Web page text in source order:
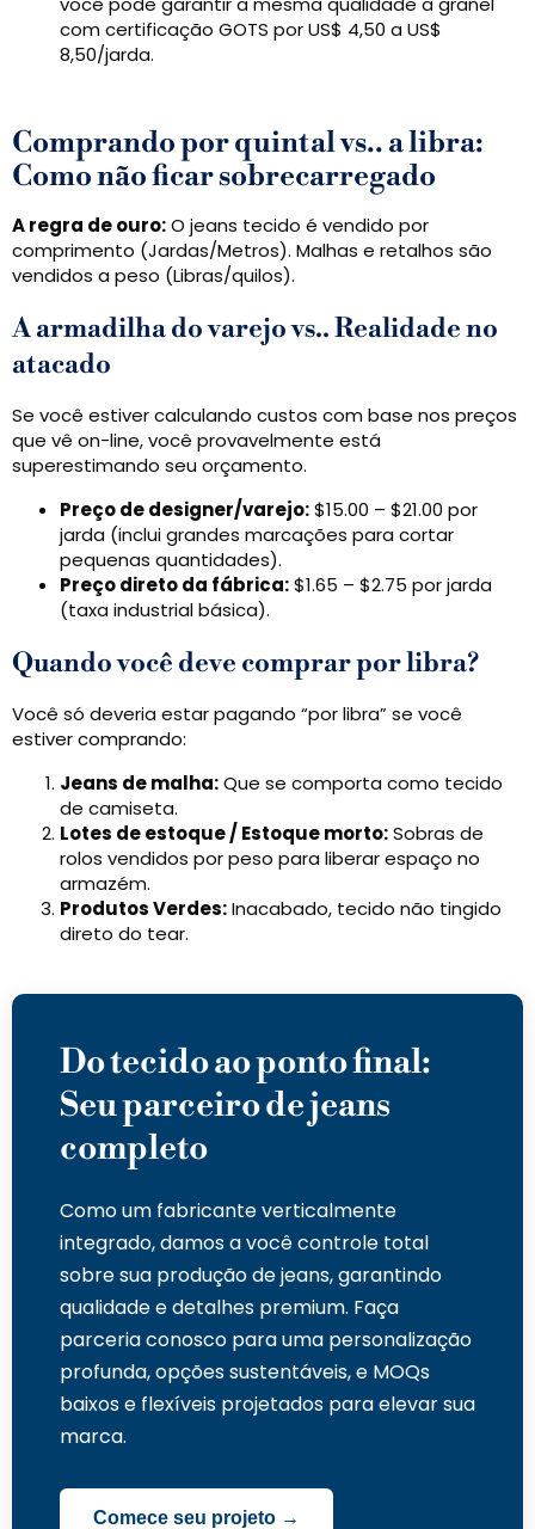
com certificação GOTS por US$ 4,50 a US$
8,50/jarda.
Comprando por quintal vs.. a libra:
Como não ficar sobrecarregado
A regra de ouro:O jeans tecido é vendido por
comprimento (Jardas/Metros). Malhas e retalhos são
vendidos a peso (Libras/quilos).
A armadilha do varejo vs.. Realidade no
atacado
Se você estiver calculando custos com base nos preços
que vê on-line, você provavelmente está
superestimando seu orçamento.
Preço de designer/varejo:$15.00 – $21.00 por
jarda (inclui grandes marcações para cortar
pequenas quantidades).
Preço direto da fábrica:$1.65 – $2.75 por jarda
(taxa industrial básica).
Quando você deve comprar por libra?
Você só deveria estar pagando “por libra” se você
estiver comprando:
Jeans de malha:Que se comporta como tecido
de camiseta.
Lotes de estoque / Estoque morto:Sobras de
rolos vendidos por peso para liberar espaço no
armazém.
Produtos Verdes:Inacabado, tecido não tingido
direto do tear.
Do tecido ao ponto final:
Seu parceiro de jeans
completo
Como um fabricante verticalmente
integrado, damos a você controle total
sobre sua produção de jeans, garantindo
qualidade e detalhes premium. Faça
parceria conosco para uma personalização
profunda, opções sustentáveis, e MOQs
baixos e flexíveis projetados para elevar sua
marca.
Comece seu projeto →